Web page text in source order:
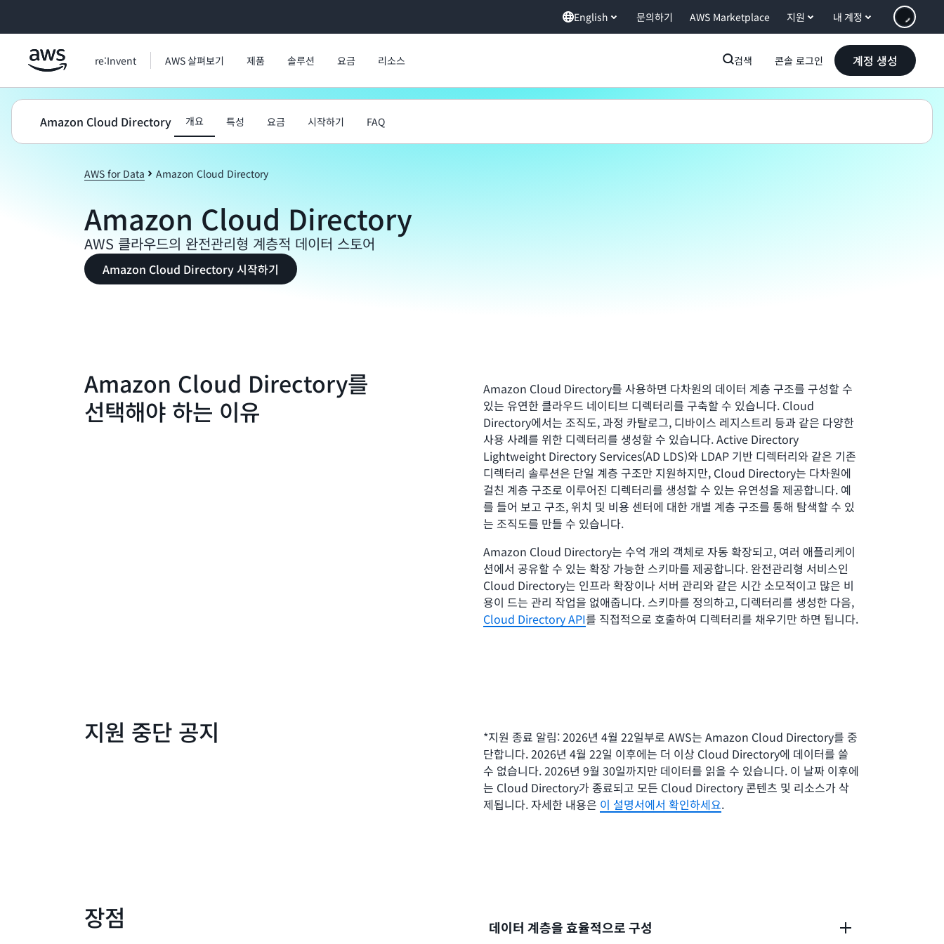
English 문의하기 AWS Marketplace 지원 내 계정
re:Invent AWS 살펴보기 제품 솔루션 요금 리소스 검색 콘솔 로그인 계정 생성
Amazon Cloud Directory 개요 특성 요금 시작하기 FAQ
AWS for Data Amazon Cloud Directory
Amazon Cloud Directory
AWS 클라우드의 완전관리형 계층적 데이터 스토어
Amazon Cloud Directory 시작하기
Amazon Cloud Directory를
선택해야 하는 이유
Amazon Cloud Directory를 사용하면 다차원의 데이터 계층 구조를 구성할 수
있는 유연한 클라우드 네이티브 디렉터리를 구축할 수 있습니다. Cloud
Directory에서는 조직도, 과정 카탈로그, 디바이스 레지스트리 등과 같은 다양한
사용 사례를 위한 디렉터리를 생성할 수 있습니다. Active Directory
Lightweight Directory Services(AD LDS)와 LDAP 기반 디렉터리와 같은 기존
디렉터리 솔루션은 단일 계층 구조만 지원하지만, Cloud Directory는 다차원에
걸친 계층 구조로 이루어진 디렉터리를 생성할 수 있는 유연성을 제공합니다. 예
를 들어 보고 구조, 위치 및 비용 센터에 대한 개별 계층 구조를 통해 탐색할 수 있
는 조직도를 만들 수 있습니다.
Amazon Cloud Directory는 수억 개의 객체로 자동 확장되고, 여러 애플리케이
션에서 공유할 수 있는 확장 가능한 스키마를 제공합니다. 완전관리형 서비스인
Cloud Directory는 인프라 확장이나 서버 관리와 같은 시간 소모적이고 많은 비
용이 드는 관리 작업을 없애줍니다. 스키마를 정의하고, 디렉터리를 생성한 다음,
Cloud Directory API를 직접적으로 호출하여 디렉터리를 채우기만 하면 됩니다.
지원 중단 공지
*지원 종료 알림: 2026년 4월 22일부로 AWS는 Amazon Cloud Directory를 중
단합니다. 2026년 4월 22일 이후에는 더 이상 Cloud Directory에 데이터를 쓸
수 없습니다. 2026년 9월 30일까지만 데이터를 읽을 수 있습니다. 이 날짜 이후에
는 Cloud Directory가 종료되고 모든 Cloud Directory 콘텐츠 및 리소스가 삭
제됩니다. 자세한 내용은 이 설명서에서 확인하세요.
장점 데이터 계층을 효율적으로 구성